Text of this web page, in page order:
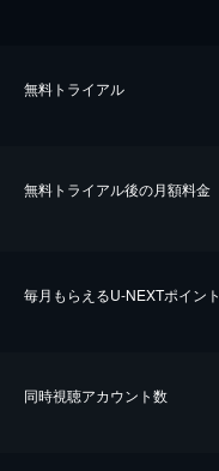
無料トライアル
無料トライアル後の⽉額料金
毎⽉もらえるU-NEXTポイント
同時視聴アカウント数